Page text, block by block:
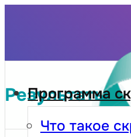
Программа
Что такое
Результаты